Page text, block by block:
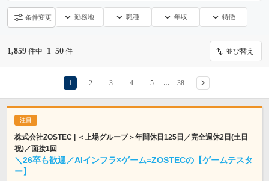
条件変更 勤務地 職種 年収 特徴
1,859 件中 1 -50 件 並び替え
1 2 3 4 5 38
株式会社ZOSTEC | ＜上場グループ＞年間休日125日／完全週休2日(土日
祝)／面接1回
＼26卒も歓迎／AIインフラ×ゲーム=ZOSTECの【ゲームテスタ
ー】